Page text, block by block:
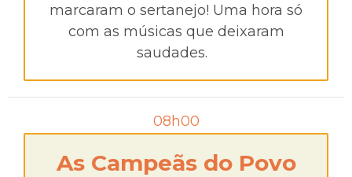
marcaram o sertanejo! Uma hora só
com as músicas que deixaram
saudades.
08h00
As Campeãs do Povo